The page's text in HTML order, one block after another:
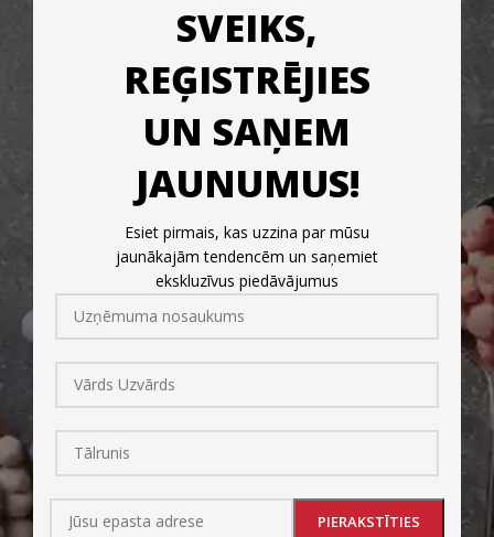
SVEIKS,
REĢISTRĒJIES
UN SAŅEM
JAUNUMUS!
Esiet pirmais, kas uzzina par mūsu
jaunākajām tendencēm un saņemiet
ekskluzīvus piedāvājumus